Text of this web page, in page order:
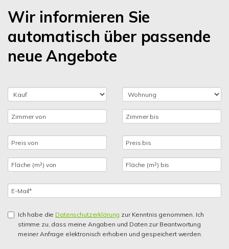
Wir informieren Sie
automatisch über passende
neue Angebote
Ich habe die Datenschutzerklärung zur Kenntnis genommen. Ich
stimme zu, dass meine Angaben und Daten zur Beantwortung
meiner Anfrage elektronisch erhoben und gespeichert werden.